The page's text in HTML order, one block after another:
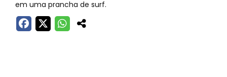
em uma prancha de surf.